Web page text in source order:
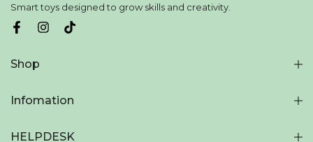
Smart toys designed to grow skills and creativity.
Shop
Infomation
HELPDESK